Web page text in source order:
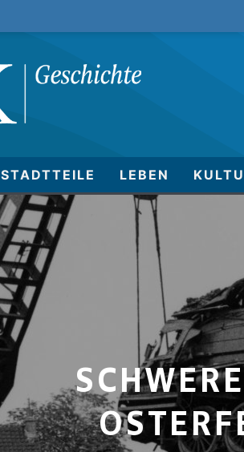
STADTTEILE LEBEN